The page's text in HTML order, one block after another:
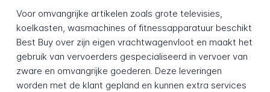
Voor omvangrijke artikelen zoals grote televisies,
koelkasten, wasmachines of fitnessapparatuur beschikt
Best Buy over zijn eigen vrachtwagenvloot en maakt het
gebruik van vervoerders gespecialiseerd in vervoer van
zware en omvangrijke goederen. Deze leveringen
worden met de klant gepland en kunnen extra services